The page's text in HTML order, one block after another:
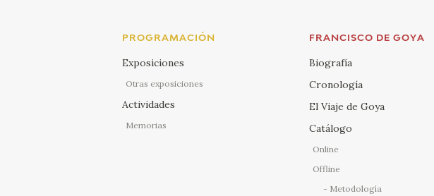
PROGRAMACIÓN
Exposiciones
Otras exposiciones
Actividades
Memorias
FRANCISCO DE GOYA
Biografía
Cronología
El Viaje de Goya
Catálogo
Online
Offline
Metodología